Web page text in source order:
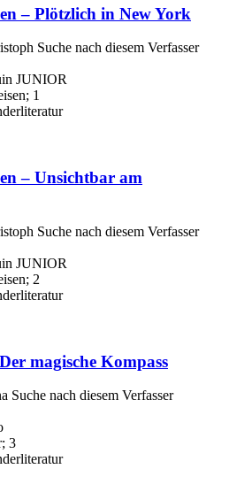
– Plötzlich in New York
Suche nach diesem Verfasser
JUNIOR
1
– Unsichtbar am
Suche nach diesem Verfasser
JUNIOR
2
magische Kompass
Suche nach diesem Verfasser
3